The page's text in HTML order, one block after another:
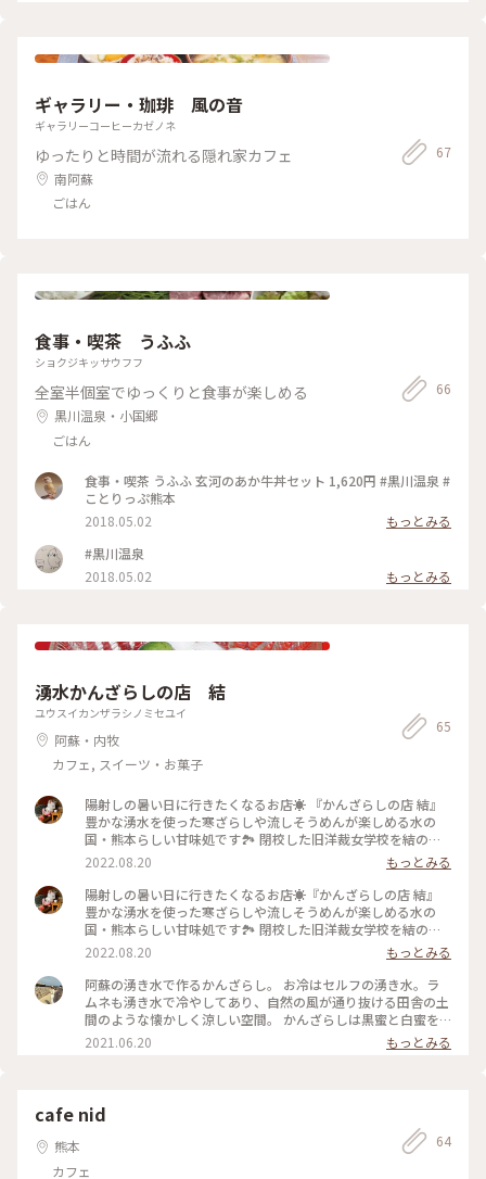
ギャラリー・珈琲 風の音
ギャラリーコーヒーカゼノネ
ゆったりと時間が流れる隠れ家カフェ
南阿蘇
ごはん
67
食事・喫茶 うふふ
ショクジキッサウフフ
全室半個室でゆっくりと食事が楽しめる
黒川温泉・小国郷
ごはん
66
食事・喫茶 うふふ 玄河のあか牛丼セット 1,620円 #黒川温泉 #
ことりっぷ熊本
2018.05.02
もっとみる
#黒川温泉
2018.05.02
もっとみる
湧水かんざらしの店 結
ユウスイカンザラシノミセユイ
阿蘇・内牧
カフェ, スイーツ・お菓子
65
陽射しの暑い日に行きたくなるお店☀️ 『かんざらしの店 結』
豊かな湧水を使った寒ざらしや流しそうめんが楽しめる水の
国・熊本らしい甘味処です🏞 閉校した旧洋裁女学校を結のオ
ーナーさんご夫婦が買い取って始められた『旧女学校跡』に
は、その木造校舎を利用したレトロなお店が６軒あります🏫✨
その中でもジブリに出てきそうな雰囲気の結は特別な存在感🌳
昔は校長室だったとご主人から聞いたような、聞かなかったよ
うな…🤔笑 お冷はご自由に湧水をコップに注ぐスタイル！サイ
ダーやビールも湧水で冷えています😆🍻 今回は“かんざらし
（白）”を頂きました💕 白はシロップに浸った素朴な寒ざらし
にピリッと爽やかな生姜蜜を足して味変が楽しめます🎶付け合
わせはミニトマト🍅 ちなみに黒もあり、そちらは黒蜜ときな
粉です🍵 敷地内に自生しているクレソンを練り込んだパスタ
や素麺も人気で、寒ざらしの緑色もヨモギと見せかけてクレソ
ンです🙆‍♀️ ヨモギより癖がないので子供もパクパク😋 寒い季節
#昭和#レトロ#木造校舎#女学校#リノベーション#クレソン#レ
2022.08.20
もっとみる
陽射しの暑い日に行きたくなるお店☀️『かんざらしの店 結』
豊かな湧水を使った寒ざらしや流しそうめんが楽しめる水の
国・熊本らしい甘味処です🏞 閉校した旧洋裁女学校を結のオ
ーナーさんご夫婦が買い取って始められた『旧女学校跡』に
は、その木造校舎を利用したレトロなお店が６軒あります🏫✨
その中でもジブリに出てきそうな雰囲気の結は特別な存在感🌳
昔は校長室だったと昔ご主人から聞いたような、聞かなかった
ような…🤔笑 お冷はご自由に湧水をコップに注ぐスタイル！サ
イダーやビールも湧水で冷えています😆🍻 今回は“かんざらし
（白）”を頂きました💕 白はシロップに浸った素朴な寒ざらし
や素麺も人気で、寒ざらしの緑色もヨモギと見せかけてクレソ
ンです🙆‍♀️ ヨモギより癖がないので子供もパクパク😋 寒い季節
は炬燵や火鉢で暖をとりながら、煮麺やぜんざいも楽しめます
よ🍂 #阿蘇#ドライブ#甘味処#軽食#自然#湧水#ふるカフェ#明
2022.08.20
もっとみる
阿蘇の湧き水で作るかんざらし。 お冷はセルフの湧き水。ラ
ムネも湧き水で冷やしてあり、自然の風が通り抜ける田舎の土
間のような懐かしく涼しい空間。 かんざらしは黒蜜と白蜜を
選べて、きな粉をかけて頂きます。とても美味。 #熊本#旧女
学校跡#阿蘇#かんざらし#結#ご当地グルメ#かんざらしの店結
2021.06.20 もっとみる
cafe nid
熊本
カフェ
64